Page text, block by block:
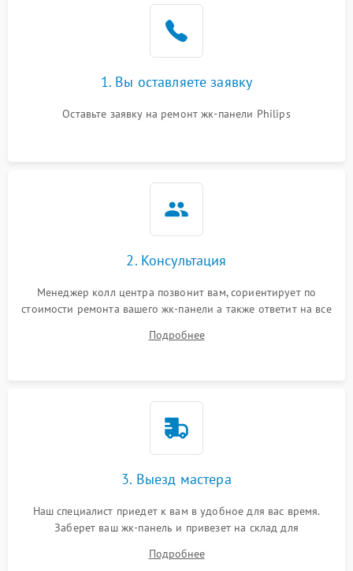
1. Вы оставляете заявку
Оставьте заявку на ремонт жк-панели Philips
2. Консультация
Менеджер колл центра позвонит вам, сориентирует по
стоимости ремонта вашего жк-панели а также ответит на все
Подробнее
3. Выезд мастера
Наш специалист приедет к вам в удобное для вас время.
Заберет ваш жк-панель и привезет на склад для
Подробнее